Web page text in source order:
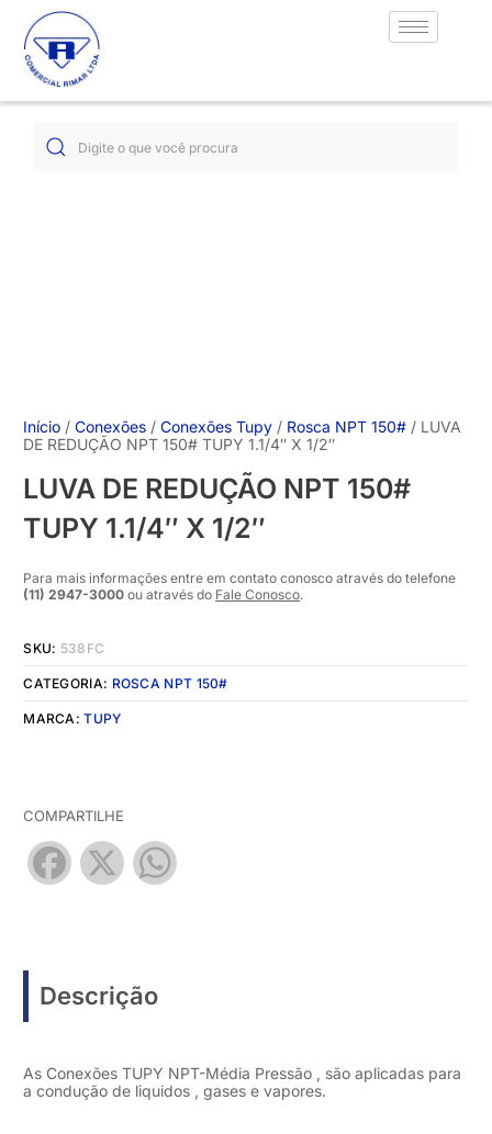
Início /Conexões /Conexões Tupy / Rosca NPT 150# / LUVA
DE REDUÇÃO NPT 150# TUPY 1.1/4″ X 1/2″
LUVA DE REDUÇÃO NPT 150#
TUPY 1.1/4″ X 1/2″
Para mais informações entre em contato conosco através do telefone
(11) 2947-3000 ou através do Fale Conosco.
SKU: 538FC
CATEGORIA: ROSCA NPT 150#
MARCA:TUPY
COMPARTILHE
Facebook
X
Descrição
As Conexões TUPY NPT-Média Pressão , são aplicadas para
a condução de liquidos , gases e vapores.